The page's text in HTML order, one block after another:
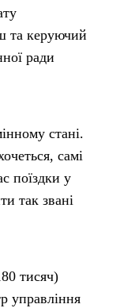
та керуючий
ради
стані.
самі
поїздки у
так звані
тисяч)
управління